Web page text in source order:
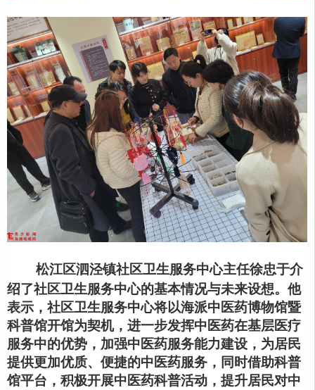
松江区泗泾镇社区卫生服务中心主任徐忠于介
绍了社区卫生服务中心的基本情况与未来设想。他
表示，社区卫生服务中心将以海派中医药博物馆暨
科普馆开馆为契机，进一步发挥中医药在基层医疗
服务中的优势，加强中医药服务能力建设，为居民
提供更加优质、便捷的中医药服务，同时借助科普
馆平台，积极开展中医药科普活动，提升居民对中